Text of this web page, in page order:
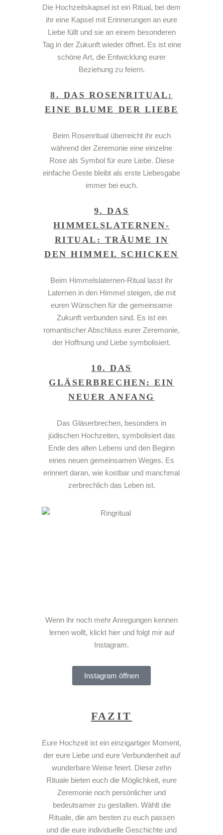
Die Hochzeitskapsel ist ein Ritual, bei dem
ihr eine Kapsel mit Erinnerungen an eure
Liebefüllt und sie an einem besonderen
Tag in der Zukunft wieder öffnet. Es ist eine
schöne Art, die Entwicklung eurer
Beziehungzu feiern.
8. DAS ROSENRITUAL:
EINE BLUME DER LIEBE
Beim Rosenritualüberreicht ihr euch
während der Zeremonie eine einzelne
Rose als Symbol für eure Liebe. Diese
einfache Geste bleibt als erste Liebesgabe
immer bei euch.
9. DAS
HIMMELSLATERNEN-
RITUAL: TRÄUME IN
DEN HIMMEL SCHICKEN
Beim Himmelslaternen-Ritual lasst ihr
Laternen in den Himmel steigen, die mit
euren Wünschen für die gemeinsame
Zukunft verbunden sind. Es ist ein
romantischer Abschluss eurer Zeremonie,
der Hoffnung und Liebe symbolisiert.
10. DAS
GLÄSERBRECHEN: EIN
NEUER ANFANG
Das Gläserbrechen, besonders in
jüdischen Hochzeiten, symbolisiert das
Ende des alten Lebens und den Beginn
eines neuen gemeinsamen Weges. Es
erinnert daran, wie kostbar und manchmal
zerbrechlich das Leben ist.
Wenn ihr noch mehr Anregungen kennen
lernen wollt, klickt hier und folgt mir auf
Instagram.
Instagram öffnen
FAZIT
Eure Hochzeit ist ein einzigartiger Moment,
der eure Liebe und eure Verbundenheit auf
wunderbare Weise feiert. Diese zehn
Rituale bieten euch die Möglichkeit, eure
Zeremonie noch persönlicher und
bedeutsamer zu gestalten. Wählt die
Rituale, die am besten zu euch passen
und die eure individuelle Geschichte und